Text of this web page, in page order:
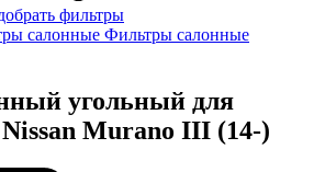
фильтры
салонные Фильтры салонные
угольный для
Murano III (14-)